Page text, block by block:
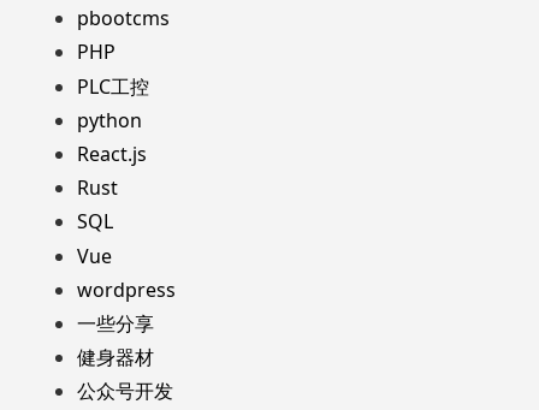
pbootcms
PHP
PLC工控
python
React.js
Rust
SQL
Vue
wordpress
一些分享
健身器材
公众号开发